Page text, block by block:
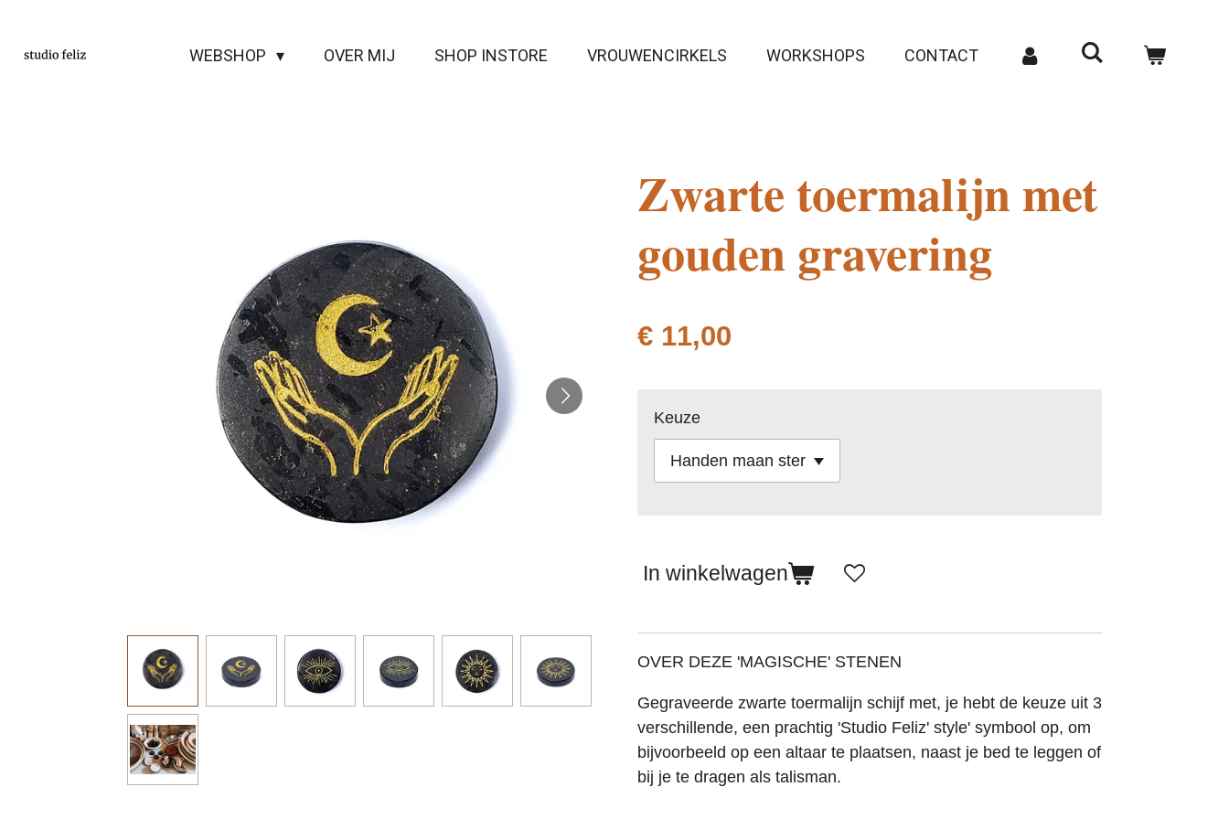
direct
WEBSHOP OVER MIJ SHOP INSTORE VROUWENCIRKELS WORKSHOPS CONTACT
Zwarte toermalijn met
gouden gravering
€ 11,00
Keuze
In winkelwagen
OVER DEZE 'MAGISCHE' STENEN
Gegraveerde zwarte toermalijn schijf met, je hebt de keuze uit 3
verschillende, een prachtig 'Studio Feliz' style' symbool op, om
bijvoorbeeld op een altaar te plaatsen, naast je bed te leggen of
bij je te dragen als talisman.